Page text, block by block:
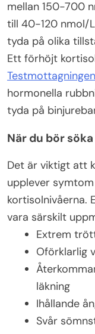
mellan 150-700
till 40-120 nmol/
tyda på olika
Ett förhöjt
Testmottagningen
hormonella
tyda på
När du bör
Det är viktigt att
upplever
kortisolnivåerna.
vara särskilt
Extrem
Oförklarlig
läkning
Ihållande
Svår